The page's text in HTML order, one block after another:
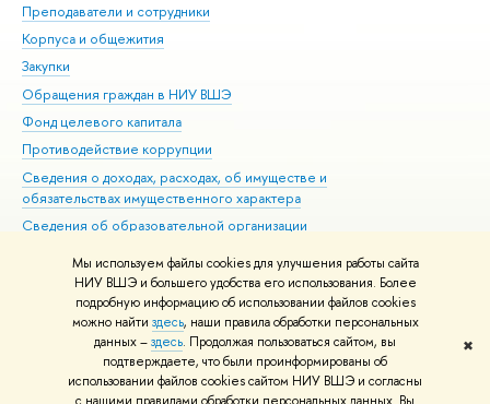
Мы используем файлы cookies для улучшения работы сайта
НИУ ВШЭ и большего удобства его использования. Более
подробную информацию об использовании файлов cookies
можно найти здесь, наши правила обработки персональных
данных –здесь. Продолжая пользоваться сайтом, вы
подтверждаете, что были проинформированы об
использовании файлов cookies сайтом НИУ ВШЭ и согласны
✖
Преподаватели и сотрудники
Корпуса и общежития
Закупки
Обращения граждан в НИУ ВШЭ
Фонд целевого капитала
Противодействие коррупции
Сведения о доходах, расходах, об имуществе и
обязательствах имущественного характера
Сведения об образовательной организации
Людям с ограниченными возможностями здоровья
Единая платежная страница
Работа в Вышке
© НИУ ВШЭ 1993–2026 Адреса и контакты Условия использования